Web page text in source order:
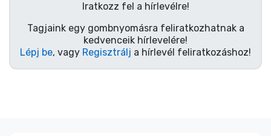
Iratkozz fel a hírlevélre!
Tagjaink egy gombnyomásra feliratkozhatnak a
kedvenceik hírlevelére!
Lépj be, vagy Regisztrálj a hírlevél feliratkozáshoz!
Terméktípusok
Márkák